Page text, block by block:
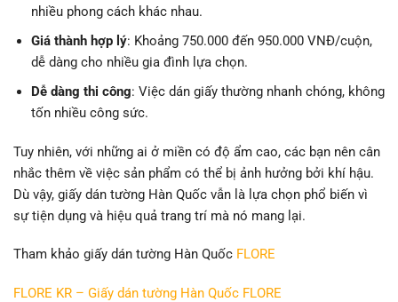
nhiều phong cách khác nhau.
Giá thành hợp lý: Khoảng 750.000 đến 950.000 VNĐ/cuộn,
dễ dàng cho nhiều gia đình lựa chọn.
Dễ dàng thi công: Việc dán giấy thường nhanh chóng, không
tốn nhiều công sức.
Tuy nhiên, với những ai ở miền có độ ẩm cao, các bạn nên cân
nhắc thêm về việc sản phẩm có thể bị ảnh hưởng bởi khí hậu.
Dù vậy, giấy dán tường Hàn Quốc vẫn là lựa chọn phổ biến vì
sự tiện dụng và hiệu quả trang trí mà nó mang lại.
Tham khảo giấy dán tường Hàn Quốc FLORE
FLORE KR – Giấy dán tường Hàn Quốc FLORE